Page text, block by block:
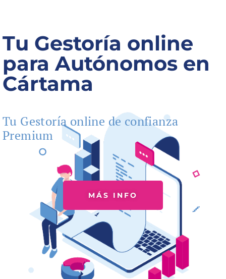
Tu Gestoría online
para Autónomos en
Cártama
Tu Gestoría online de confianza
Premium
MÁS INFO